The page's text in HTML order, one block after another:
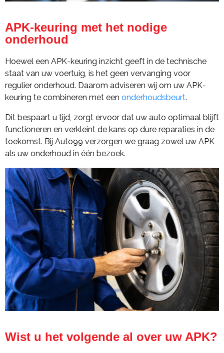
APK-keuring met het nodige
onderhoud
Hoewel een APK-keuring inzicht geeft in de technische
staat van uw voertuig, is het geen vervanging voor
regulier onderhoud. Daarom adviseren wij om uw APK-
keuring te combineren met een onderhoudsbeurt.
Dit bespaart u tijd, zorgt ervoor dat uw auto optimaal blijft
functioneren en verkleint de kans op dure reparaties in de
toekomst. Bij Auto99 verzorgen we graag zowel uw APK
als uw onderhoud in één bezoek.
Wist u het volgende al over uw APK?